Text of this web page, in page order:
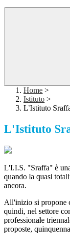
Home >
Istituto >
L'Istituto
L'Istituto
L'I.I.S. "Sraffa" è
quando la quasi
ancora.
All'inizio si propone
quindi, nel settore
professionale
proposte,